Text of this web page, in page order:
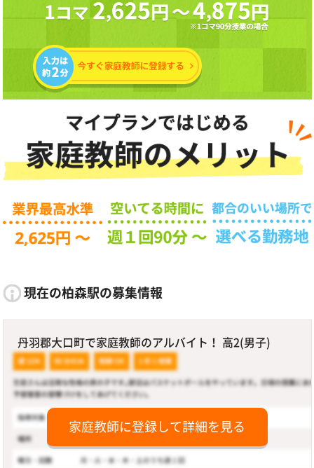
現在の柏森駅の募集情報
丹羽郡大口町で家庭教師のアルバイト！ 高2(男子)
家庭教師に登録して詳細を見る